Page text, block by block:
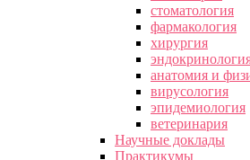
стоматология
фармакология
хирургия
анатомия и
вирусология
эпидемиология
ветеринария
Научные доклады
Практикумы